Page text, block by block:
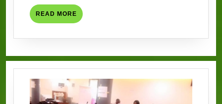
PARTENAIRE
SIDACTION
(PARTIE
1)
READ MORE READ
MORE